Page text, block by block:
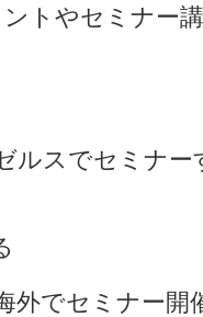
トやセミナー
ルスでセミナ
外でセミナー開